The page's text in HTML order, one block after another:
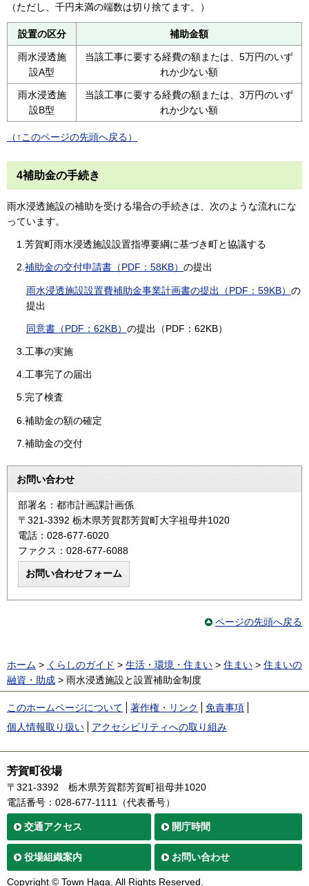
（ただし、千円未満の端数は切り捨てます。）
設置の区分 補助金額
雨水浸透施
設A型
当該工事に要する経費の額または、5万円のいず
れか少ない額
雨水浸透施
設B型
当該工事に要する経費の額または、3万円のいず
れか少ない額
（↑このページの先頭へ戻る）
4補助金の手続き
雨水浸透施設の補助を受ける場合の手続きは、次のような流れにな
っています。
1.芳賀町雨水浸透施設設置指導要綱に基づき町と協議する
2.補助金の交付申請書（PDF：58KB） の提出
雨水浸透施設設置費補助金事業計画書の提出（PDF：59KB） の
提出
同意書（PDF：62KB） の提出（PDF：62KB）
3.工事の実施
4.工事完了の届出
5.完了検査
6.補助金の額の確定
7.補助金の交付
お問い合わせ
部署名：都市計画課計画係
〒321-3392 栃木県芳賀郡芳賀町大字祖母井1020
電話：028-677-6020
ファクス：028-677-6088
ページの先頭へ戻る
ホーム > くらしのガイド > 生活・環境・住まい > 住まい > 住まいの
融資・助成 > 雨水浸透施設と設置補助金制度
このホームページについて 著作権・リンク
免責事項
個人情報取り扱い
アクセシビリティへの取り組み
芳賀町役場
〒321-3392
栃木県芳賀郡芳賀町祖母井1020
電話番号：028-677-1111（代表番号）
交通アクセス 開庁時間
役場組織案内 お問い合わせ
Copyright © Town Haga. All Rights Reserved.